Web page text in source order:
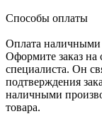
Способы оплаты
Оплата наличными
Оформите заказ на
специалиста. Он
подтверждения
наличными
товара.